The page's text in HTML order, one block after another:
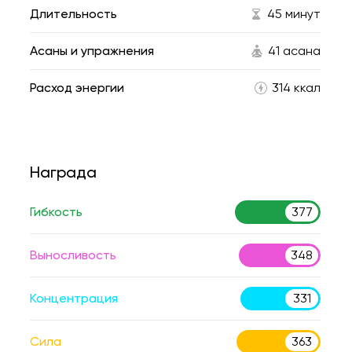
Длительность 45 минут
Асаны и упражнения 41 асана
Расход энергии 314 ккал
Награда
Гибкость 377
Выносливость 348
Концентрация 331
Сила 363